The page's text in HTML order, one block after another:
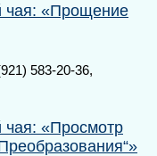
чая: «Прощение
583-20-36,
чая: «Просмотр